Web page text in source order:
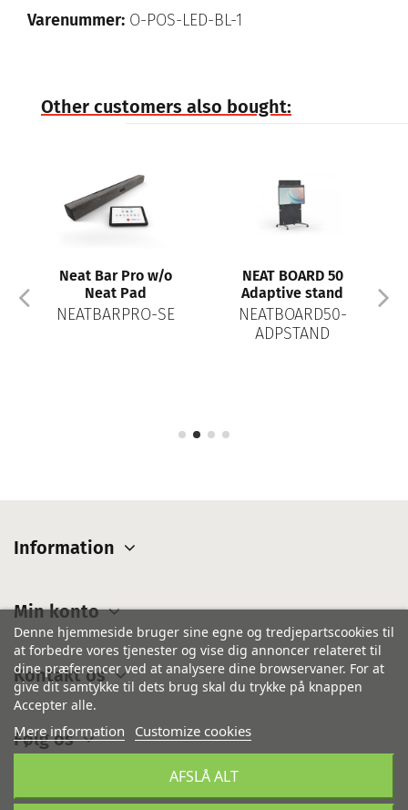
Varenummer: O-POS-LED-BL-1
Other customers also bought:
Neat Bar Pro w/o
Neat Pad
NEATBARPRO-SE
NEAT BOARD 50
Adaptive stand
NEATBOARD50-
ADPSTAND
Information
Min konto
Kontakt os
Denne hjemmeside bruger sine egne og tredjepartscookies til
at forbedre vores tjenester og vise dig annoncer relateret til
dine præferencer ved at analysere dine browservaner. For at
give dit samtykke til dets brug skal du trykke på knappen
Accepter alle.
Mere information Customize cookies
AFSLÅ ALT
Følg os